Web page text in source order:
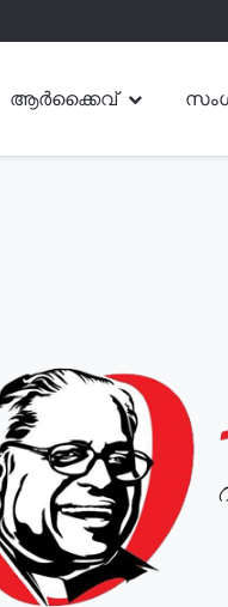
ആർക്കൈവ്